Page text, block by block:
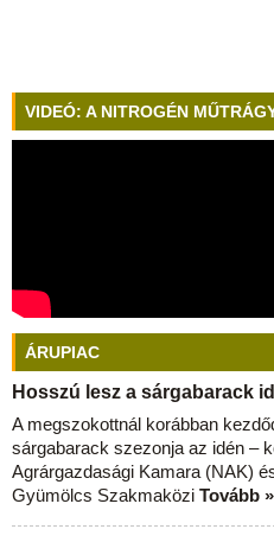
VIDEÓ: A NITROGÉN
ÁRUPIAC
Hosszú lesz a sárgabarack
A megszokottnál korábban
sárgabarack szezonja az idén –
Agrárgazdasági Kamara (NAK)
Gyümölcs Szakmaközi Tovább »